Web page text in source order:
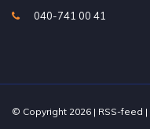
040-741 00 41
© Copyright 2026 | RSS-feed |